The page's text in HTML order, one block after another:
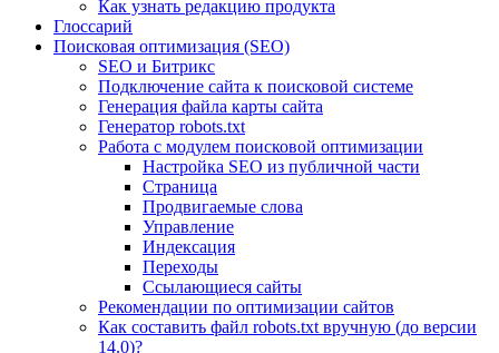
Как узнать редакцию продукта
Глоссарий
Поисковая оптимизация (SEO)
SEO и Битрикс
Подключение сайта к поисковой системе
Генерация файла карты сайта
Генератор robots.txt
Работа с модулем поисковой оптимизации
Настройка SEO из публичной части
Страница
Продвигаемые слова
Управление
Индексация
Переходы
Ссылающиеся сайты
Рекомендации по оптимизации сайтов
Как составить файл robots.txt вручную (до версии
14.0)?